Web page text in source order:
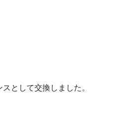
として交換しました。